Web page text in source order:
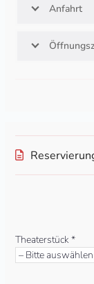
Anfahrt
lasse
dieses
Theaterstück *